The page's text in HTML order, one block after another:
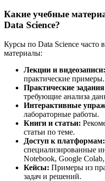
Какие учебные
Data Science?
Курсы по Data Science
материалы:
Лекции и видеозаписи:
практические примеры.
Практические
требующие анализа
Интерактивные
лабораторные работы.
Книги и статьи:
статьи по теме.
Доступ к платформам:
специализированные
Notebook, Google
Кейсы: Примеры из
задач и решений.